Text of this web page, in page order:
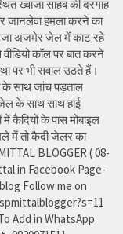
ख्वाजा साहब की दरगाह
जानलेवा हमला करने का
सजा अजमेर जेल में काट रहे
कॉल पर बात करने
पर भी सवाल उठते हैं।
के साथ जांच पड़ताल
के साथ साथ हाई
कैदियों के पास मोबाइल
में तो कैदी जेलर का
BLOGGER ( 08-
Facebook Page-
Follow me on
Add in WhatsApp